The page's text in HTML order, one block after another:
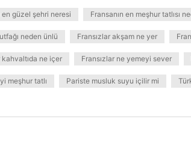
en güzel şehri neresi Fransanın en meşhur tatlısı
neden ünlü Fransızlar akşam ne yer
kahvaltıda ne içer Fransızlar ne yemeyi sever
meşhur tatlı Pariste musluk suyu içilir mi